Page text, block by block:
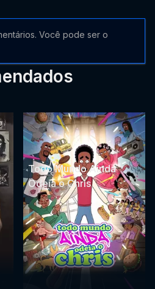
Você pode ser o
Todo Mundo Ainda
Odeia o Chris